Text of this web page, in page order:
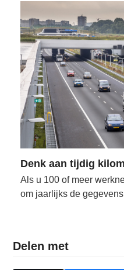
Denk aan tijdig
Als u 100 of meer
om jaarlijks de
Delen met